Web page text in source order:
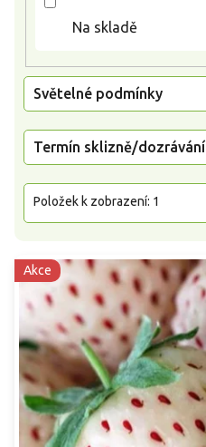
Na skladě
Světelné podmínky
Termín sklizně/dozrávání
Položek k zobrazení: 1
Akce